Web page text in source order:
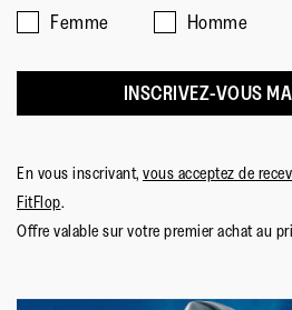
Femme
Homme
INSCRIVEZ-VOUS
En vous inscrivant, vous acceptez de
FitFlop.
Offre valable sur votre premier achat au